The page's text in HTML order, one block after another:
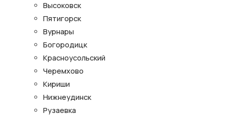
Высоковск
Пятигорск
Вурнары
Богородицк
Красноусольский
Черемхово
Кириши
Нижнеудинск
Рузаевка